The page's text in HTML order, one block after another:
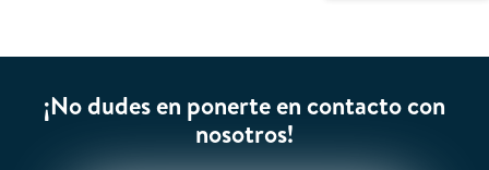
¡No dudes en ponerte en contacto con
nosotros!